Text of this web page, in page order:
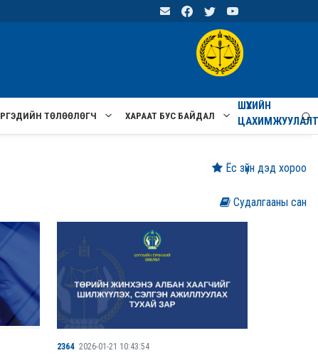
ТӨЛӨӨЛӨГЧ ХАРААТ БУС БАЙДАЛ
ШҮҮХИЙН
2364 2026-01-21 10:43:54
Судалгааны сан
Ёс зүйн дэд хороо